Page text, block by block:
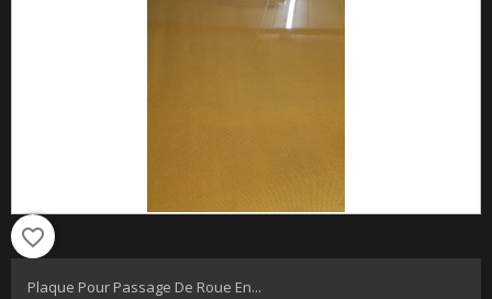
favorite_border
Plaque Pour Passage De Roue En...